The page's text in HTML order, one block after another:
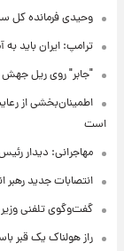
وحیدی فرمانده کل سپاه
ترامپ: ایران باید به
"جابر" روی ریل جهش سودآوری؛
اطمینان‌بخشی از رعایت
است
مهاجرانی: دیدار
انتصابات جدید رهبر انقلاب؛ ۶ حکم
گفت‌وگوی تلفنی وزیر
راز هولناک یک قبر